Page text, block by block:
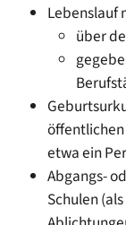
Lebenslauf
über
etwa ein
Abgangs-
Schulen